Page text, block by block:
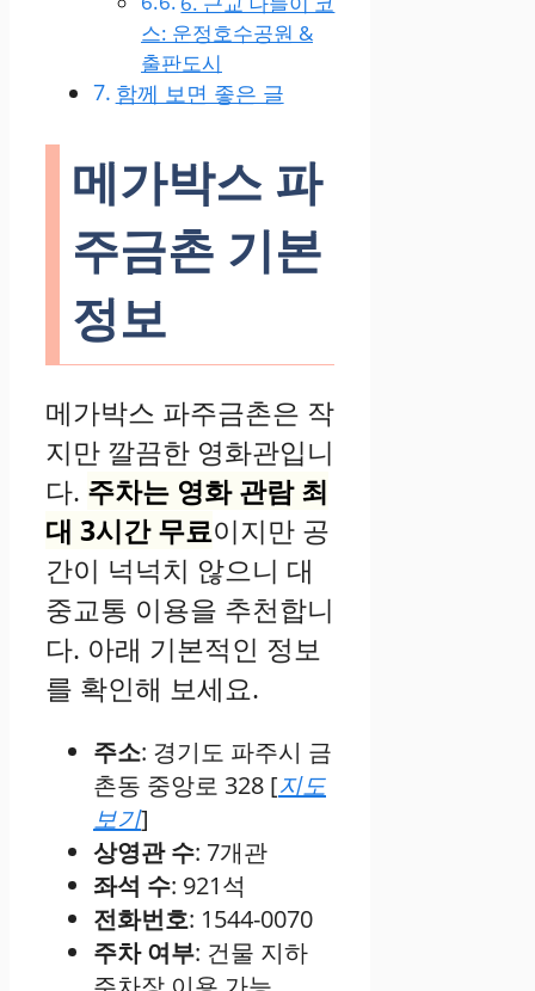
스: 운정호수공원 &
출판도시
함께 보면 좋은 글
메가박스 파
주금촌 기본
정보
메가박스 파주금촌은 작
지만 깔끔한 영화관입니
다. 주차는 영화 관람 최
대 3시간 무료이지만 공
간이 넉넉치 않으니 대
중교통 이용을 추천합니
다. 아래 기본적인 정보
를 확인해 보세요.
주소: 경기도 파주시 금
촌동 중앙로 328 [지도
보기]
상영관 수: 7개관
좌석 수: 921석
전화번호: 1544-0070
주차 여부: 건물 지하